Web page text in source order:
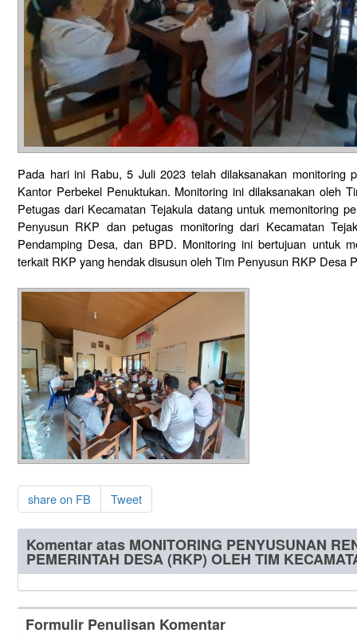
Pada hari ini Rabu, 5 Juli 2023 telah dilaksanakan monitoring
Kantor Perbekel Penuktukan. Monitoring ini dilaksanakan oleh
Petugas dari Kecamatan Tejakula datang untuk memonitoring
Penyusun RKP dan petugas monitoring dari Kecamatan
Pendamping Desa, dan BPD. Monitoring ini bertujuan untuk
terkait RKP yang hendak disusun oleh Tim Penyusun RKP Desa
share on FB Tweet
Komentar atas MONITORING PENYUSUNAN
PEMERINTAH DESA (RKP) OLEH TIM
Formulir Penulisan Komentar